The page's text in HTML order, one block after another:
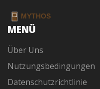
MENÜ
Über Uns
Nutzungsbedingungen
Datenschutzrichtlinie